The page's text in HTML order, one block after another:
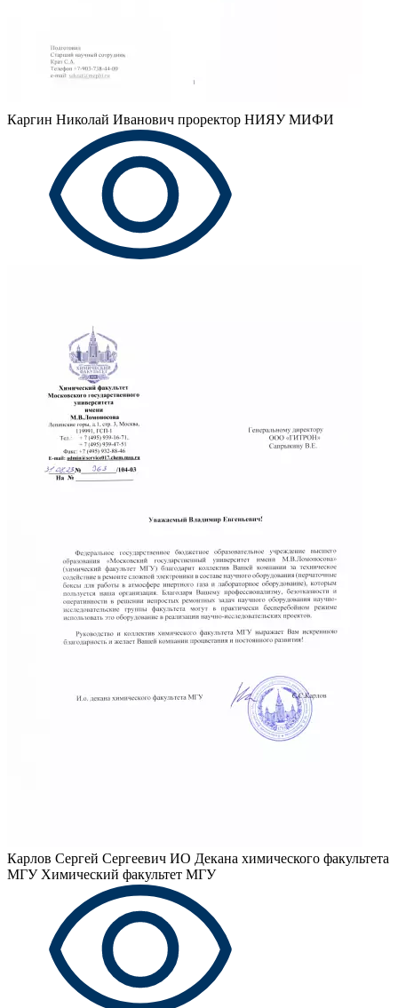
Каргин Николай Иванович проректор НИЯУ МИФИ
Карлов Сергей Сергеевич ИО Декана химического факультета
МГУ Химический факультет МГУ